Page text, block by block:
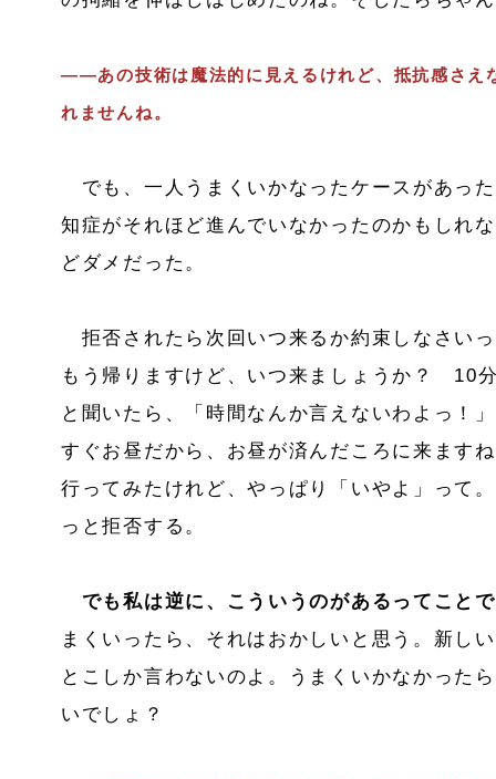
――あの技術は魔法的に見えるけれど、抵抗感さえ
れませんね。
でも、一人うまくいかなったケースがあっ
知症がそれほど進んでいなかったのかもしれ
どダメだった。
拒否されたら次回いつ来るか約束しなさい
もう帰りますけど、いつ来ましょうか？ 10
と聞いたら、「時間なんか言えないわよっ！
すぐお昼だから、お昼が済んだころに来ます
行ってみたけれど、やっぱり「いやよ」って
っと拒否する。
でも私は逆に、こういうのがあるってこと
まくいったら、それはおかしいと思う。新し
とこしか言わないのよ。うまくいかなかった
いでしょ？